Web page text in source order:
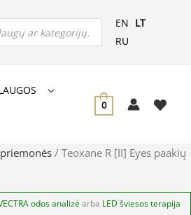
EN LT
RU
0
/ Teoxane R [II] Eyes paakių
odos analizė arba LED šviesos terapija